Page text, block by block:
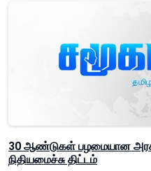
30 ஆண்டுகள் பழமையான
நிதியமைச்சு திட்டம்